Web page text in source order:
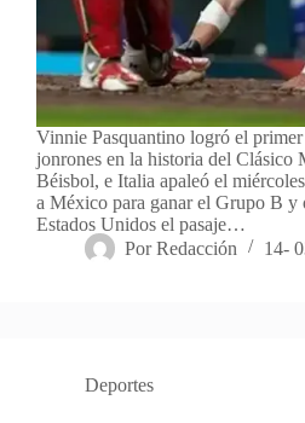
Vinnie Pasquantino logró el
jonrones en la historia del Clásico
Béisbol, e Italia apaleó el
a México para ganar el Grupo B y
Estados Unidos el pasaje…
Por Redacción 14-
Deportes